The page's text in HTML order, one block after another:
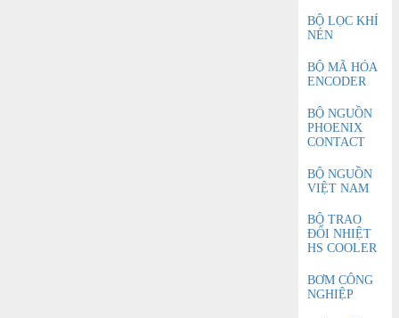
BỘ LỌC KHÍ
NÉN
BỘ MÃ HÓA
ENCODER
BỘ NGUỒN
PHOENIX
CONTACT
BỘ NGUỒN
VIỆT NAM
BỘ TRAO
ĐỔI NHIỆT
HS COOLER
BƠM CÔNG
NGHIỆP